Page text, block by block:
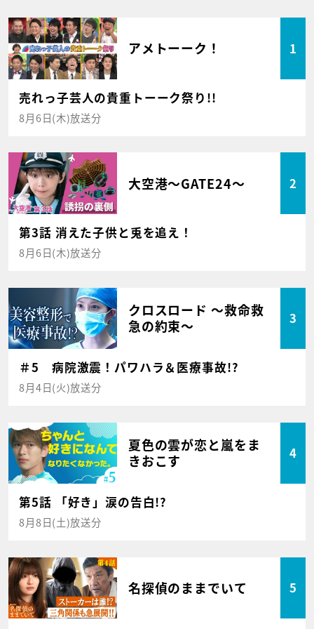
アメトーーク！ 1
売れっ子芸人の貴重トーーク祭り!!
8月6日(木)放送分
大空港～GATE24～ 2
第3話 消えた子供と兎を追え！
8月6日(木)放送分
クロスロード ～救命救
急の約束～
3
＃5 病院激震！パワハラ＆医療事故!?
8月4日(火)放送分
夏色の雲が恋と嵐をま
きおこす
4
第5話 「好き」涙の告白!?
8月8日(土)放送分
名探偵のままでいて 5